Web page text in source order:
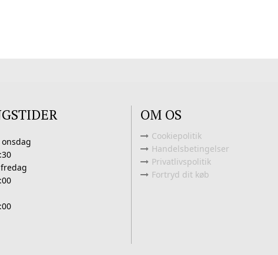
OM OS
Cookiepolitik
Handelsbetingelser
Privatlivspolitik
Fortryd dit køb